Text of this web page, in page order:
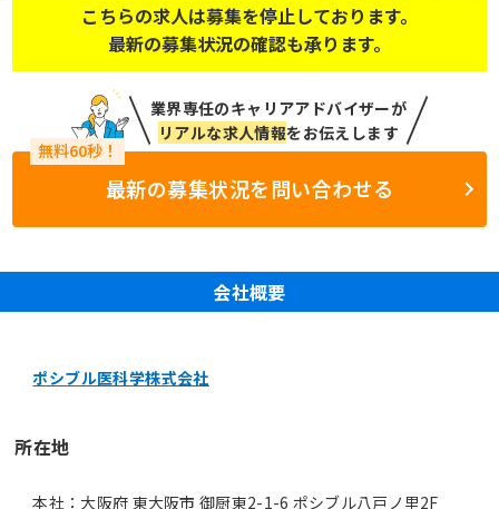
こちらの求人は募集を停止しております。
最新の募集状況の確認も承ります。
業界専任のキャリアアドバイザーが
リアルな求人情報をお伝えします
最新の募集状況を問い合わせる
会社概要
ポシブル医科学株式会社
所在地
本社：大阪府 東大阪市 御厨東2-1-6 ポシブル八戸ノ里2F